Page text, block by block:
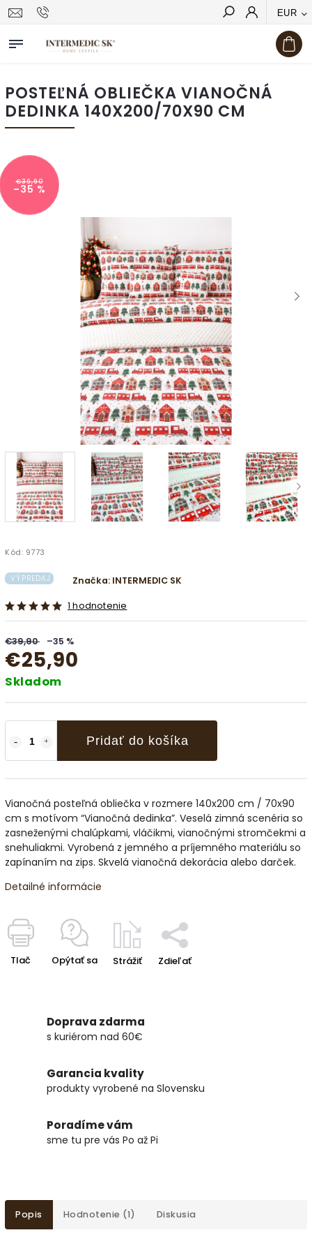
EUR
Hľadať
POSTEĽNÁ OBLIEČKA VIANOČNÁ
DEDINKA 140X200/70X90 CM
€39,90
–35 %
Kód: 9773
VÝPREDAJ
1 hodnotenie
Značka: INTERMEDIC SK
€39,90 –35 %
€25,90
Skladom
Pridať do košíka
Vianočná posteľná obliečka v rozmere 140x200 cm / 70x90
cm s motívom “Vianočná dedinka”. Veselá zimná scenéria so
zasneženými chalúpkami, vláčikmi, vianočnými stromčekmi a
snehuliakmi. Vyrobená z jemného a príjemného materiálu so
zapínaním na zips. Skvelá vianočná dekorácia alebo darček.
Detailné informácie
Tlač Opýtať sa Strážiť Zdieľať
Doprava zdarma
s kuriérom nad 60€
Garancia kvality
produkty vyrobené na Slovensku
Poradíme vám
sme tu pre vás Po až Pi
Popis Hodnotenie (1) Diskusia